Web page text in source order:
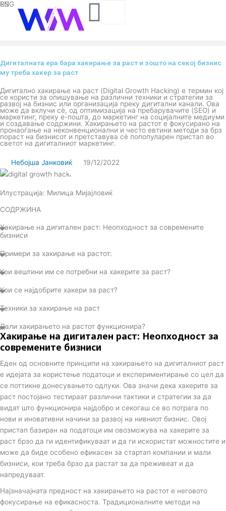
Skip
content
RS
ENGF
a
c
e
b
o
o
k
I
n
s
t
a
g
r
a
m
Y
o
u
t
u
b
e
I
o
-
t
i
k
-
i
k
t
o
k
-
i
c
o
n
n
k
e
d
Дигиталната ера бара хакирање за раст и зошто на секој бизнис
му треба хакер за раст
Дигитално хакирање на раст (Digital Growth Hacking) е термин кој
се користи за опишување на различни техники и стратегии за
развој на бизнис или организација преку дигитални канали. Ова
може да вклучи сè, од оптимизација на пребарувачите (SEO) и
маркетинг, преку е-пошта, до маркетинг на социјалните медиуми
и создавање содржини. Хакирањето на растот е фокусирано на
пронаоѓање на неконвенционални и често евтини методи за брз
пораст на бизнисот и претставува сè попопуларен пристап во
светот на дигиталниот маркетинг.
Небојша Јанковиќ 19/12/2022
Илустрација: Милица Мијајловиќ
СОДРЖИНА
Хакирање на дигитален раст: Неопходност за современите
бизниси
Примери за хакирање на растот:
Кои вештини им се потребни на хакерите за раст?
Кои се најдобрите хакери за раст?
Техники за хакирање на раст
Дали хакирањето на растот функционира?
Хакирање на дигитален раст: Неопходност за
современите бизниси
Еден од основните принципи на хакирањето на дигиталниот раст
е идејата за користење податоци и експериментирање со цел да
се поттикне донесувањето одлуки. Ова значи дека хакерите за
раст постојано тестираат различни тактики и стратегии за да
видат што функционира најдобро и секогаш се во потрага по
нови и иновативни начини за развој на нивниот бизнис. Овој
пристап базиран на податоци им овозможува на хакерите за
раст брзо да ги идентификуваат и да ги искористат можностите и
може да биде особено ефикасен за стартап компании и мали
бизниси, кои треба брзо да растат за да преживеат и да
напредуваат.
Најзначајната предност на хакирањето на растот е неговото
фокусирање на ефикасноста. Традиционалните методи на